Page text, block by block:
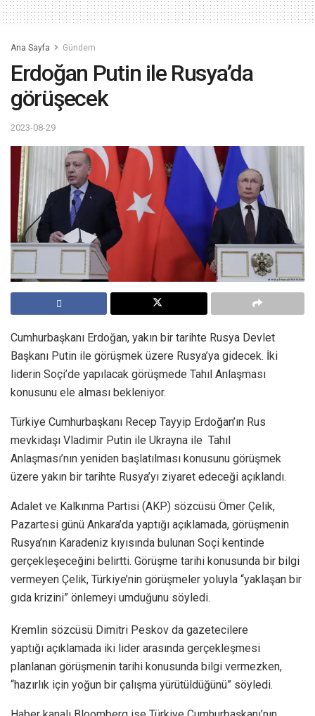
Ana Sayfa Gündem
Erdoğan Putin ile Rusya’da
görüşecek
2023-08-29
Cumhurbaşkanı Erdoğan, yakın bir tarihte Rusya Devlet
Başkanı Putin ile görüşmek üzere Rusya’ya gidecek. İki
liderin Soçi’de yapılacak görüşmede Tahıl Anlaşması
konusunu ele alması bekleniyor.
Türkiye Cumhurbaşkanı Recep Tayyip Erdoğan’ın Rus
mevkidaşı Vladimir Putin ile Ukrayna ile Tahıl
Anlaşması’nın yeniden başlatılması konusunu görüşmek
üzere yakın bir tarihte Rusya’yı ziyaret edeceği açıklandı.
Adalet ve Kalkınma Partisi (AKP) sözcüsü Ömer Çelik,
Pazartesi günü Ankara’da yaptığı açıklamada, görüşmenin
Rusya’nın Karadeniz kıyısında bulunan Soçi kentinde
gerçekleşeceğini belirtti. Görüşme tarihi konusunda bir bilgi
vermeyen Çelik, Türkiye’nin görüşmeler yoluyla “yaklaşan bir
gıda krizini” önlemeyi umduğunu söyledi.
Kremlin sözcüsü Dimitri Peskov da gazetecilere
yaptığı açıklamada iki lider arasında gerçekleşmesi
planlanan görüşmenin tarihi konusunda bilgi vermezken,
“hazırlık için yoğun bir çalışma yürütüldüğünü” söyledi.